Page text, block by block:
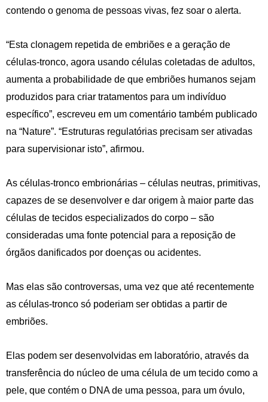
contendo o genoma de pessoas vivas, fez soar o alerta.
“Esta clonagem repetida de embriões e a geração de
células-tronco, agora usando células coletadas de adultos,
aumenta a probabilidade de que embriões humanos sejam
produzidos para criar tratamentos para um indivíduo
específico”, escreveu em um comentário também publicado
na “Nature”. “Estruturas regulatórias precisam ser ativadas
para supervisionar isto”, afirmou.
As células-tronco embrionárias – células neutras, primitivas,
capazes de se desenvolver e dar origem à maior parte das
células de tecidos especializados do corpo – são
consideradas uma fonte potencial para a reposição de
órgãos danificados por doenças ou acidentes.
Mas elas são controversas, uma vez que até recentemente
as células-tronco só poderiam ser obtidas a partir de
embriões.
Elas podem ser desenvolvidas em laboratório, através da
transferência do núcleo de uma célula de um tecido como a
pele, que contém o DNA de uma pessoa, para um óvulo,